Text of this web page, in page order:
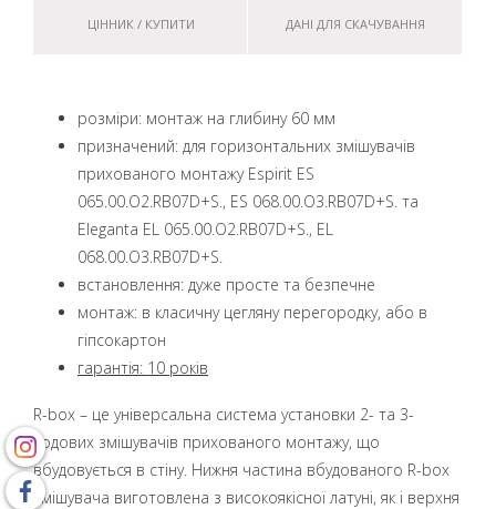
ЦІННИК / КУПИТИ ДАНІ ДЛЯ СКАЧУВАННЯ
розміри: монтаж на глибину 60 мм
призначений: для горизонтальних змішувачів
прихованого монтажу Espirit ES
065.00.O2.RB07D+S., ES 068.00.O3.RB07D+S. та
Eleganta EL 065.00.O2.RB07D+S., EL
068.00.O3.RB07D+S.
встановлення: дуже просте та безпечне
монтаж: в класичну цегляну перегородку, або в
гіпсокартон
гарантія: 10 років
R-box – це універсальна система установки 2- та 3-
ходових змішувачів прихованого монтажу, що
вбудовується в стіну. Нижня частина вбудованого R-box
змішувача виготовлена з високоякісної латуні, як і верхня